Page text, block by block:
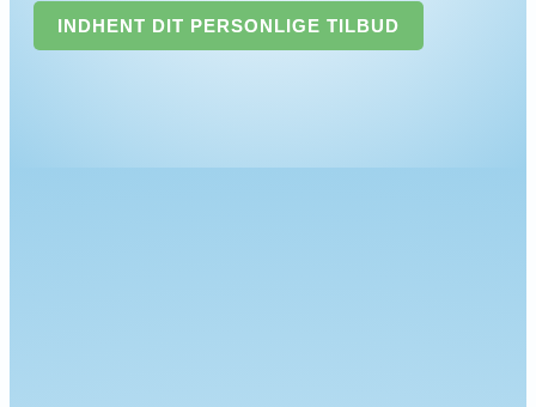
INDHENT DIT PERSONLIGE TILBUD